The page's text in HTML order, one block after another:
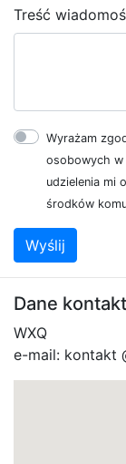
Treść
Wyrażam
osobowych w
udzielenia mi
środków
Wyślij
Dane
WXQ
e-mail: kontakt